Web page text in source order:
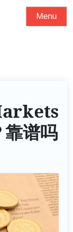
Menu
靠谱吗